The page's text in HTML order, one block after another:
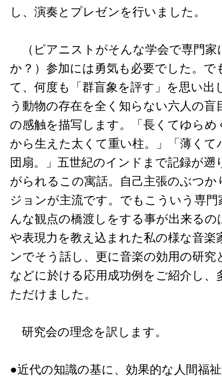
し、演奏とプレゼンを行いました。
（ピアニストがそんな学会で専門家
か？）参加には勇気も必要でした。で
て、何度も「群盲象を評す」を思い出
う動物の存在を全く知らない六人の盲
の感触を描写します。「長くてゆらめ
から生えた太くて重い柱。」「薄く
団扇。」五世紀のインドまで記録が遡
がられるこの寓話。自己主張のぶつ
ジョンが主流です。でもこういう専
んな観点の橋渡しをする事が出来るの
や表現力を教え込まれた私の様な音楽
ンでそう話し、更に音楽の効用の研究
などに於ける応用成功例をご紹介し、
ただけました。
研究会の理念を訳します。
●近代の知識の基に、効果的な人間福